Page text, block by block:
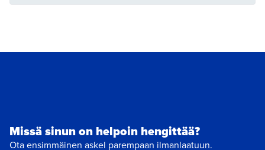
Missä sinun on helpoin hengittää?
Ota ensimmäinen askel parempaan ilmanlaatuun.